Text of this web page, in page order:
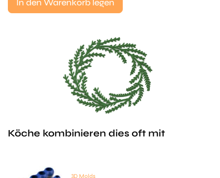
In den Warenkorb legen
Köche kombinieren dies oft mit
3D Molds